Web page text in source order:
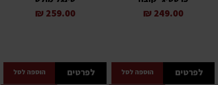
249.00 ₪
לפרטים הוספה לסל
259.00 ₪
לפרטים הוספה לסל